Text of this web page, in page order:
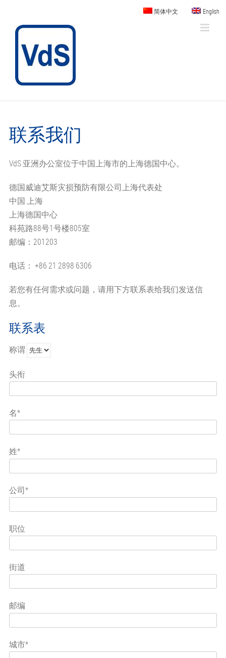
content
简体中文 English
联系我们
VdS 亚洲办公室位于中国上海市的上海德国中心。
德国威迪艾斯灾损预防有限公司上海代表处
中国 上海
上海德国中心
科苑路88号1号楼805室
邮编：201203
电话： +86 21 2898 6306
若您有任何需求或问题，请用下方联系表给我们发送信
息。
联系表
称谓
头衔
名*
姓*
公司*
职位
街道
邮编
城市*